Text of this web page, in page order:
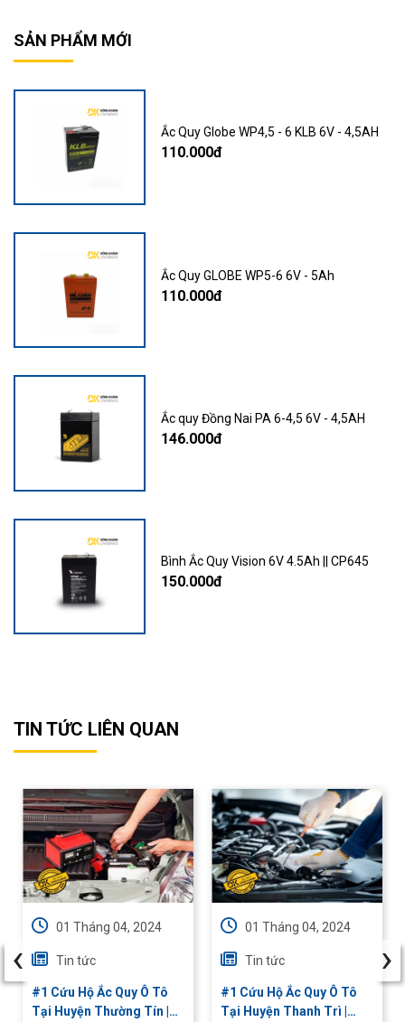
SẢN PHẨM MỚI
Ắc Quy Globe WP4,5 - 6 KLB 6V - 4,5AH
110.000đ
Ắc Quy GLOBE WP5-6 6V - 5Ah
110.000đ
Ắc quy Đồng Nai PA 6-4,5 6V - 4,5AH
146.000đ
Bình Ắc Quy Vision 6V 4.5Ah || CP645
150.000đ
TIN TỨC LIÊN QUAN
01 Tháng 04, 2024
Tin tức
#1 Cứu Hộ Ắc Quy Ô Tô
Tại Huyện Thường Tín |
01 Tháng 04, 2024
Tin tức
#1 Cứu Hộ Ắc Quy Ô Tô
Tại Huyện Thanh Trì |
‹ ›